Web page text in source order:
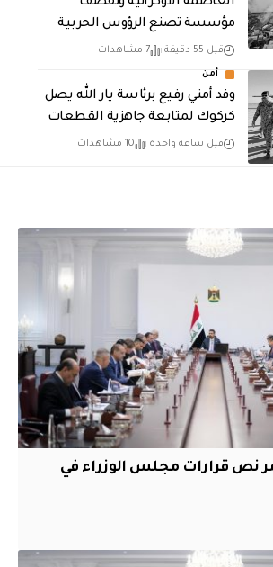
مؤسسة تصنع الرؤوس الحربية
قبل 55 دقيقة 7 مشاهدات
أمن
وفد أمني رفيع برئاسة يار الله يصل
كركوك لمتابعة جاهزية القطعات
قبل ساعة واحدة 10 مشاهدات
نص قرارات مجلس الوزراء في